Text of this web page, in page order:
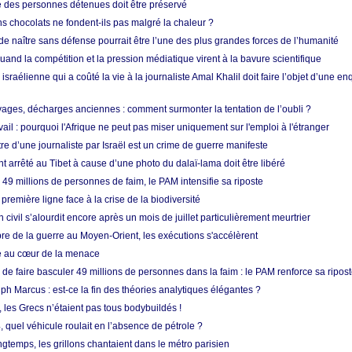
des personnes détenues doit être préservé
chocolats ne fondent-ils pas malgré la chaleur ?
naître sans défense pourrait être l’une des plus grandes forces de l’humanité
la compétition et la pression médiatique virent à la bavure scientifique
israélienne qui a coûté la vie à la journaliste Amal Khalil doit faire l’objet d’une
décharges anciennes : comment surmonter la tentation de l’oubli ?
: pourquoi l'Afrique ne peut pas miser uniquement sur l'emploi à l'étranger
d’une journaliste par Israël est un crime de guerre manifeste
arrêté au Tibet à cause d’une photo du dalaï-lama doit être libéré
millions de personnes de faim, le PAM intensifie sa riposte
ligne face à la crise de la biodiversité
civil s’alourdit encore après un mois de juillet particulièrement meurtrier
de la guerre au Moyen-Orient, les exécutions s'accélèrent
au cœur de la menace
faire basculer 49 millions de personnes dans la faim : le PAM renforce sa
Marcus : est-ce la fin des théories analytiques élégantes ?
les Grecs n’étaient pas tous bodybuildés !
quel véhicule roulait en l’absence de pétrole ?
les grillons chantaient dans le métro parisien